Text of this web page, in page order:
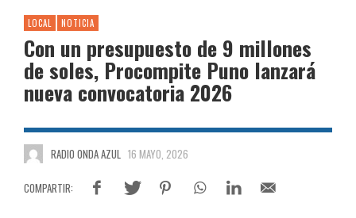
LOCAL NOTICIA
Con un presupuesto de 9 millones
de soles, Procompite Puno lanzará
nueva convocatoria 2026
RADIO ONDA AZUL 16 MAYO, 2026